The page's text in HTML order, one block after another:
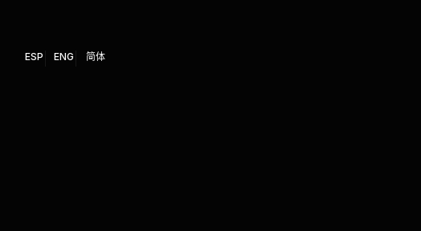
ESP ENG 简体